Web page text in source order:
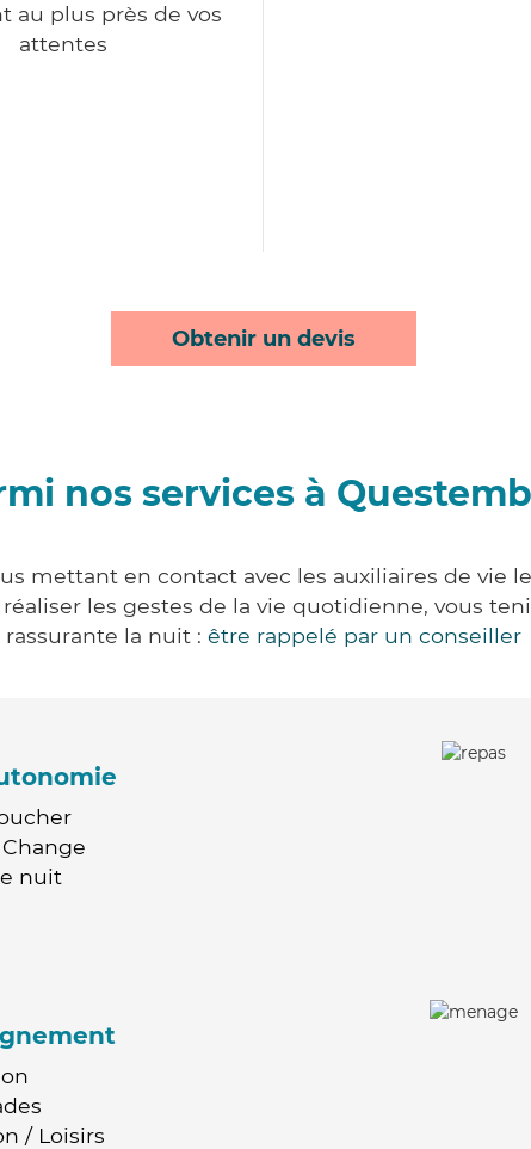
au plus près de vos
attentes
Obtenir un devis
nos services à
mettant en contact avec les auxiliaires de vie
les gestes de la vie quotidienne, vous
rassurante la nuit : être rappelé par un conseiller
nuit
/ Loisirs